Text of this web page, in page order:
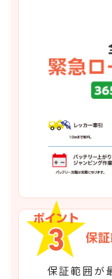
保証範囲が